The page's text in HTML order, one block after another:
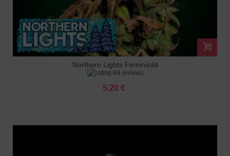
Northern Lights Feminizált
69 reviews
5.20 €